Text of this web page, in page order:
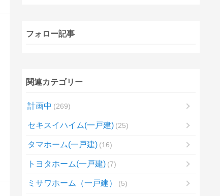
フォロー記事
関連カテゴリー
計画中 269
セキスイハイム(一戸建) 25
タマホーム(一戸建) 16
トヨタホーム(一戸建) 7
ミサワホーム（一戸建） 5